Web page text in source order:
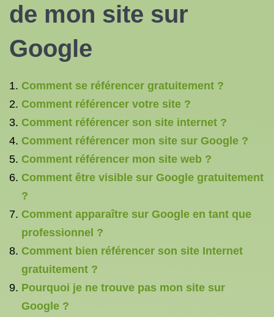
de mon site sur
Google
Comment se référencer gratuitement ?
Comment référencer votre site ?
Comment référencer son site internet ?
Comment référencer mon site sur Google ?
Comment référencer mon site web ?
Comment être visible sur Google gratuitement
?
Comment apparaître sur Google en tant que
professionnel ?
Comment bien référencer son site Internet
gratuitement ?
Pourquoi je ne trouve pas mon site sur
Google ?